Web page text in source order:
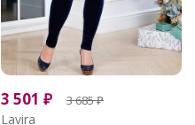
3 501 ₽ 3 685₽
Lavira